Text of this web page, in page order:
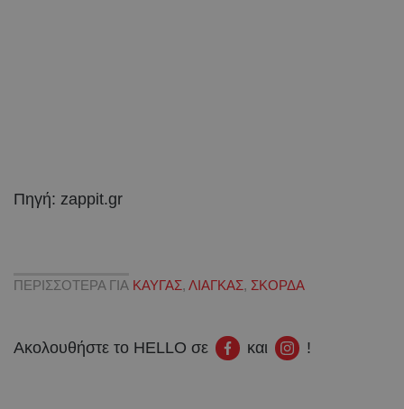
Πηγή: zappit.gr
ΠΕΡΙΣΣΟΤΕΡΑ ΓΙΑ ΚΑΥΓΑΣ, ΛΙΑΓΚΑΣ, ΣΚΟΡΔΑ
Ακολουθήστε το HELLO σε και !